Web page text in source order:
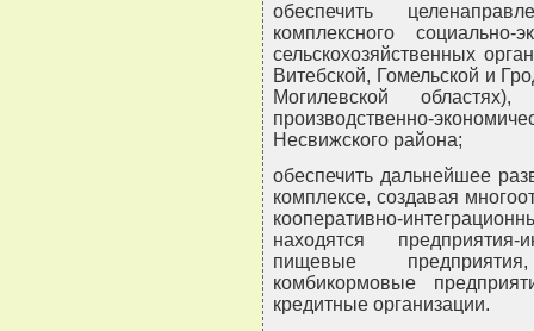
обеспечить
комплексного
сельскохозяйственных
Витебской, Гомельской и
Могилевской
производственно-
Несвижского района;
обеспечить дальнейшее
комплексе, создавая
кооперативно-
находятся
пищевые
комбикормовые
кредитные организации.